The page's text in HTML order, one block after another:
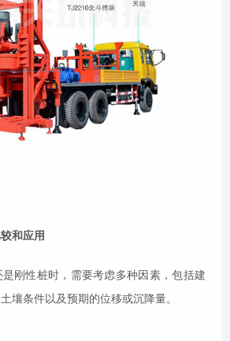
和应用
刚性桩时，需要考虑多种因素，包括建
壤条件以及预期的位移或沉降量。